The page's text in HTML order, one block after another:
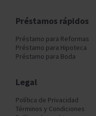
Préstamos rápidos
Préstamo para Reformas
Préstamo para Hipoteca
Préstamo para Boda
Legal
Política de Privacidad
Términos y Condiciones